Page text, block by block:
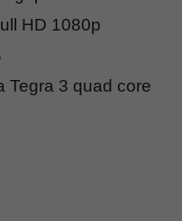
HD 1080p
Tegra 3 quad core